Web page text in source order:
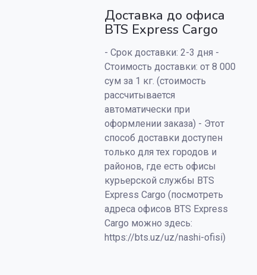
Доставка до офиса
BTS Express Cargo
- Срок доставки: 2-3 дня -
Стоимость доставки: от 8 000
сум за 1 кг. (стоимость
рассчитывается
автоматически при
оформлении заказа) - Этот
способ доставки доступен
только для тех городов и
районов, где есть офисы
курьерской службы BTS
Express Cargo (посмотреть
адреса офисов BTS Express
Cargo можно здесь:
https://bts.uz/uz/nashi-ofisi)